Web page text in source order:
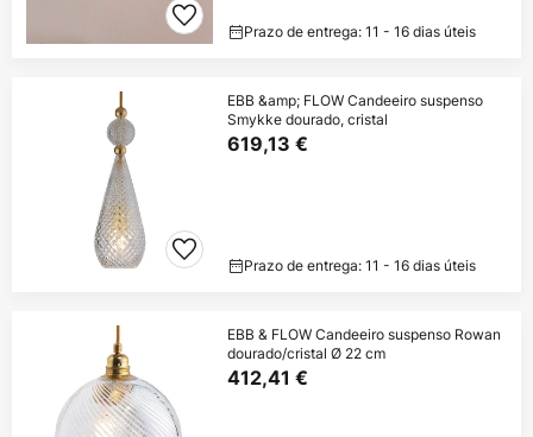
Prazo de entrega: 11 - 16 dias úteis
EBB &amp; FLOW Candeeiro suspenso
Smykke dourado, cristal
619,13 €
Prazo de entrega: 11 - 16 dias úteis
EBB & FLOW Candeeiro suspenso Rowan
dourado/cristal Ø 22 cm
412,41 €